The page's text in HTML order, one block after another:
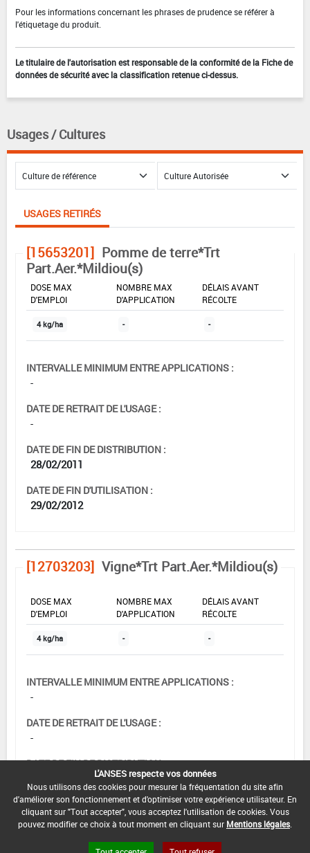
Pour les informations concernant les phrases de prudence se référer à
l'étiquetage du produit.
Le titulaire de l'autorisation est responsable de la conformité de la Fiche de
données de sécurité avec la classification retenue ci-dessus.
Usages / Cultures
USAGES RETIRÉS
[15653201] Pomme de terre*Trt
Part.Aer.*Mildiou(s)
DOSE MAX
D'EMPLOI
NOMBRE MAX
D'APPLICATION
DÉLAIS AVANT
RÉCOLTE
4 kg/ha - -
INTERVALLE MINIMUM ENTRE APPLICATIONS :
-
DATE DE RETRAIT DE L'USAGE :
-
DATE DE FIN DE DISTRIBUTION :
28/02/2011
DATE DE FIN D'UTILISATION :
29/02/2012
[12703203] Vigne*Trt Part.Aer.*Mildiou(s)
DOSE MAX
D'EMPLOI
NOMBRE MAX
D'APPLICATION
DÉLAIS AVANT
RÉCOLTE
4 kg/ha - -
INTERVALLE MINIMUM ENTRE APPLICATIONS :
-
DATE DE RETRAIT DE L'USAGE :
-
DATE DE FIN DE DISTRIBUTION :
DATE DE FIN D'UTILISATION :
29/02/2012
L'ANSES respecte vos données
Nous utilisons des cookies pour mesurer la fréquentation du site afin
d'améliorer son fonctionnement et d'optimiser votre expérience utilisateur. En
cliquant sur "Tout accepter", vous acceptez l'utilisation de cookies. Vous
pouvez modifier ce choix à tout moment en cliquant sur Mentions légales